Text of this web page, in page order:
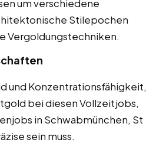
um verschiedene
Stilepochen
Vergoldungstechniken.
und Konzentrationsfähigkeit,
bei diesen Vollzeitjobs,
in Schwabmünchen, St
sein muss.